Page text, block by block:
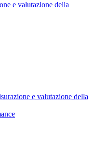
e valutazione della
e valutazione della